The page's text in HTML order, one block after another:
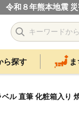
令和８年熊本地震
ら探す
ル 直筆 化粧箱入